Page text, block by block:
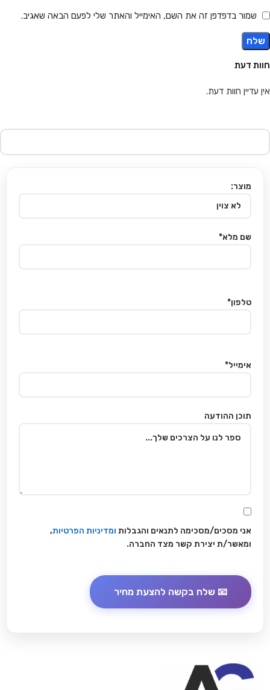
חוות דעת
אין עדיין חוות דעת.
שמור בדפדפן זה את השם, האימייל והאתר שלי לפעם הבאה שאגיב.
מוצר:
שם מלא*
טלפון*
אימייל*
תוכן ההודעה
אני מסכים/מסכימה לתנאים והגבלות ומדיניות הפרטיות,
ומאשר/ת יצירת קשר מצד החברה.